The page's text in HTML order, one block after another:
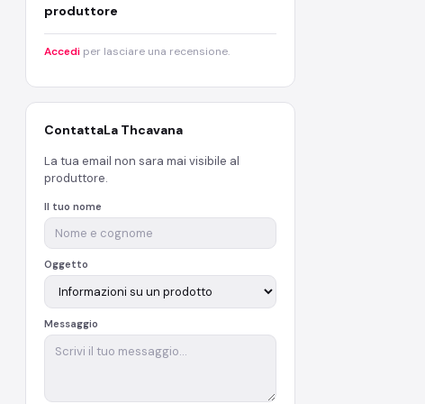
produttore
Accedi per lasciare una recensione.
ContattaLa Thcavana
La tua email non sara mai visibile al
produttore.
Il tuo nome
Oggetto
Messaggio